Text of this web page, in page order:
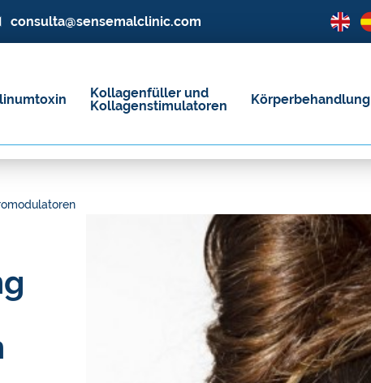
consulta@sensemalclinic.com
Kollagenfüller und
Kollagenstimulatoren
Körperbehandlung